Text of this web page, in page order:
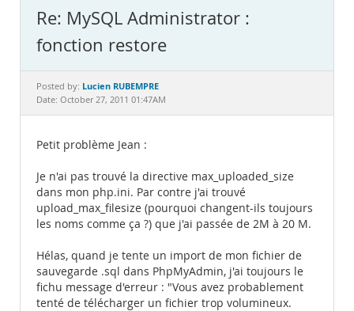
MySQL.com
Downloads
Documentation
Re: MySQL Administrator :
fonction restore
Posted by: Lucien RUBEMPRE
Date: October 27, 2011 01:47AM
Petit problème Jean :
Je n'ai pas trouvé la directive max_uploaded_size
dans mon php.ini. Par contre j'ai trouvé
upload_max_filesize (pourquoi changent-ils toujours
les noms comme ça ?) que j'ai passée de 2M à 20 M.
Hélas, quand je tente un import de mon fichier de
sauvegarde .sql dans PhpMyAdmin, j'ai toujours le
fichu message d'erreur : "Vous avez probablement
tenté de télécharger un fichier trop volumineux.